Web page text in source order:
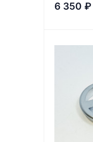
6 350 ₽